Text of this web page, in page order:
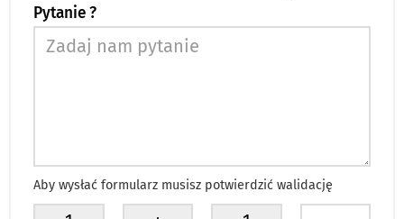
Pytanie ?
Aby wysłać formularz musisz potwierdzić walidację